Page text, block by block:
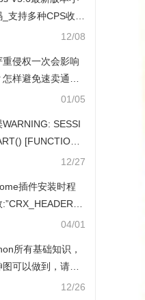
支持多种CPS收益
益
12/08
重侵权一次会影响
样避免速卖通侵
01/05
WARNING: SESSI
[FUNCTION.
START]解决方法
12/27
插件安装时程
04/01
所有基础知识，
可以做到，请收
12/26